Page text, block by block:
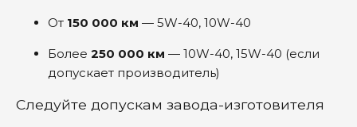
От 150 000 км — 5W-40, 10W-40
Более 250 000 км — 10W-40, 15W-40 (если
допускает производитель)
Следуйте допускам завода-изготовителя